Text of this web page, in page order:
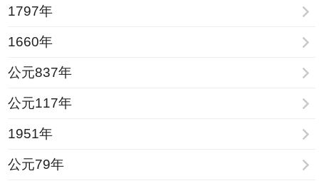
1797年
1660年
公元837年
公元117年
1951年
公元79年